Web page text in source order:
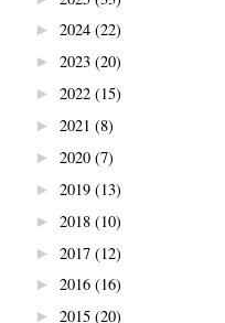
► 2024 (22)
► 2023 (20)
► 2022 (15)
► 2021 (8)
► 2020 (7)
► 2019 (13)
► 2018 (10)
► 2017 (12)
► 2016 (16)
► 2015 (20)